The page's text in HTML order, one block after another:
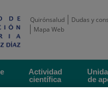
Quirónsalud
Dudas y
Mapa Web
Actividad
científica
de